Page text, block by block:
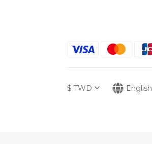
$ TWD English